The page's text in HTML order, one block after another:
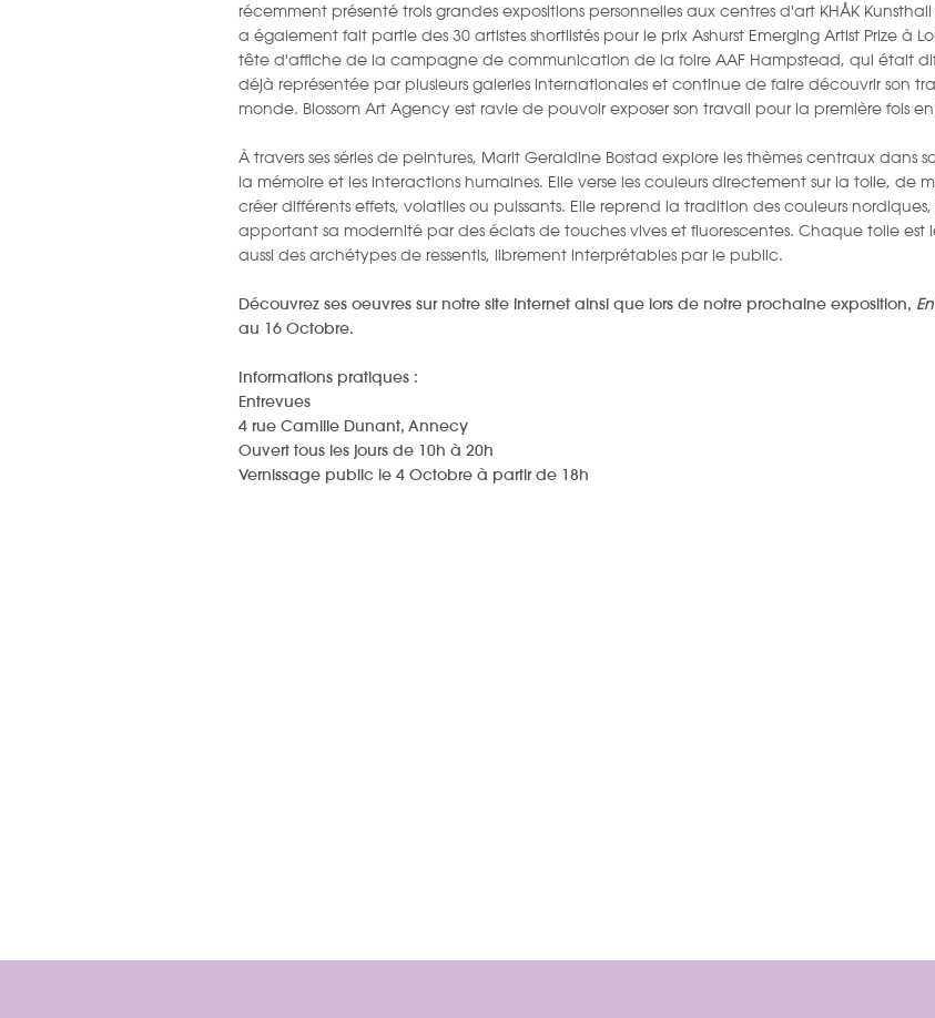
récemment présenté trois grandes expositions personnelles aux centres d'art KHÅK
a également fait partie des 30 artistes shortlistés pour le prix Ashurst Emerging Artist Prize à
tête d'affiche de la campagne de communication de la foire AAF Hampstead, qui était
déjà représentée par plusieurs galeries internationales et continue de faire découvrir son
monde. Blossom Art Agency est ravie de pouvoir exposer son travail pour la première fois
À travers ses séries de peintures, Marit Geraldine Bostad explore les thèmes centraux dans
la mémoire et les interactions humaines. Elle verse les couleurs directement sur la toile, de
créer différents effets, volatiles ou puissants. Elle reprend la tradition des couleurs
apportant sa modernité par des éclats de touches vives et fluorescentes. Chaque toile est
aussi des archétypes de ressentis, librement interprétables par le public.
Découvrez ses oeuvres sur notre site internet ainsi que lors de notre prochaine exposition,
au 16 Octobre.
Informations pratiques :
Entrevues
4 rue Camille Dunant, Annecy
Ouvert tous les jours de 10h à 20h
Vernissage public le 4 Octobre à partir de 18h